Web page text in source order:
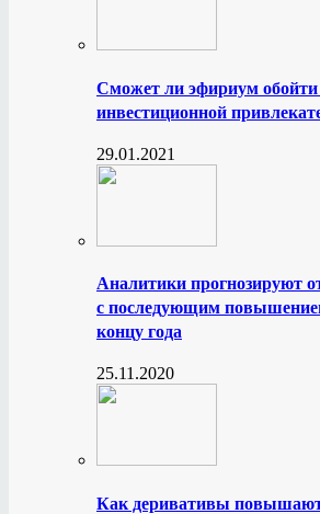
Сможет ли эфириум обойти
инвестиционной
29.01.2021
Аналитики прогнозируют
с последующим
концу года
25.11.2020
Как деривативы повышают